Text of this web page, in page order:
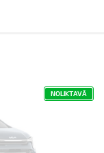
NOLIKTAVĀ